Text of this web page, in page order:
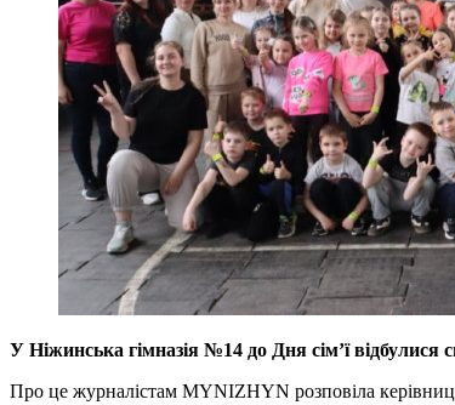
У Ніжинська гімназія №14 до Дня сім’ї відбулися
Про це журналістам MYNIZHYN розповіла